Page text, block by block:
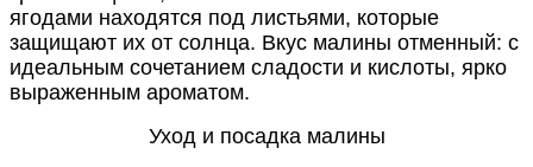
ягодами находятся под листьями, которые
защищают их от солнца. Вкус малины отменный: с
идеальным сочетанием сладости и кислоты, ярко
выраженным ароматом.
Уход и посадка малины